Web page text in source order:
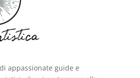
appassionate guide e